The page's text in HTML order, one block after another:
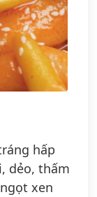
hấp
dẻo, thấm
xen